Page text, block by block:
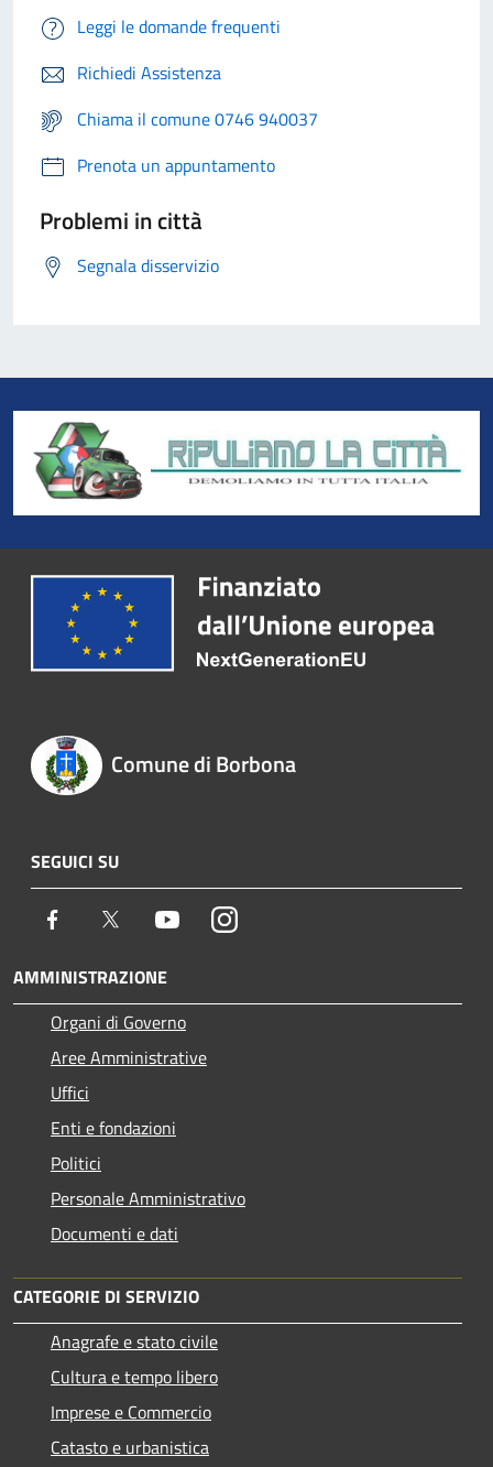
Leggi le domande frequenti
Richiedi Assistenza
Chiama il comune 0746 940037
Prenota un appuntamento
Problemi in città
Segnala disservizio
Comune di Borbona
SEGUICI SU
Facebook Twitter YoutubeInstagram
AMMINISTRAZIONE
Organi di Governo
Aree Amministrative
Uffici
Enti e fondazioni
Politici
Personale Amministrativo
Documenti e dati
CATEGORIE DI SERVIZIO
Anagrafe e stato civile
Cultura e tempo libero
Imprese e Commercio
Catasto e urbanistica